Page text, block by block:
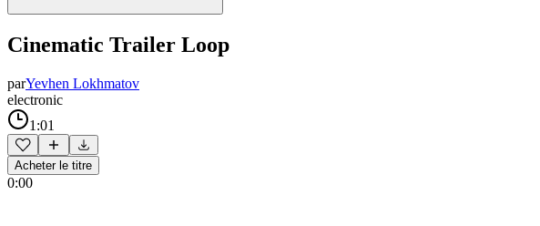
Cinematic Trailer Loop
parYevhen Lokhmatov
electronic
1:01
Acheter le titre
0:00